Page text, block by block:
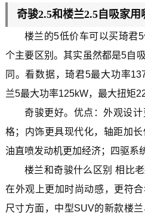
奇骏2.5和楼兰2.5自吸家用
楼兰的5低价车可以买琦君
个主要区别。其实虽然都是5自
同。看数据，琦君5最大功率
兰5最大功率125kW，最大扭矩
奇骏更好。优点：外观设
格；内饰更具现代化，轴距加
油直喷发动机更加经济；四驱系
楼兰和奇骏什么区别 相比
在外观上更加时尚动感，更符
尺寸方面，中型SUV的新款楼